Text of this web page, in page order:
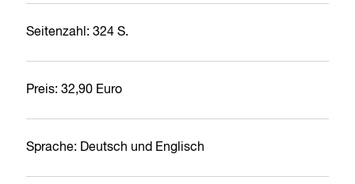
Seitenzahl: 324 S.
Preis: 32,90 Euro
Sprache: Deutsch und Englisch